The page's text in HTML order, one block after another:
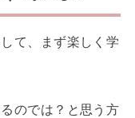
て、
まず楽しく学
のでは？ と思う方